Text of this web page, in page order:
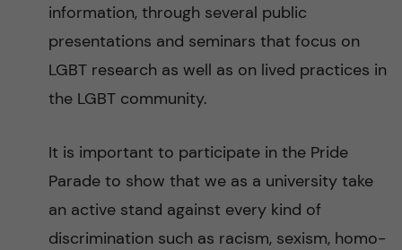
information, through several public
presentations and seminars that focus on
LGBT research as well as on lived practices in
the LGBT community.
It is important to participate in the Pride
Parade to show that we as a university take
an active stand against every kind of
discrimination such as racism, sexism, homo-